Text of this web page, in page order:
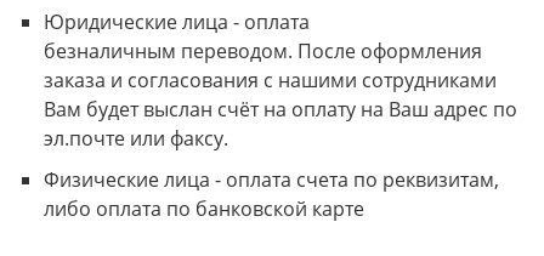
Юридические лица - оплата
безналичным переводом. После оформления
заказа и согласования с нашими сотрудниками
Вам будет выслан счёт на оплату на Ваш адрес по
эл.почте или факсу.
Физические лица - оплата счета по реквизитам,
либо оплата по банковской карте